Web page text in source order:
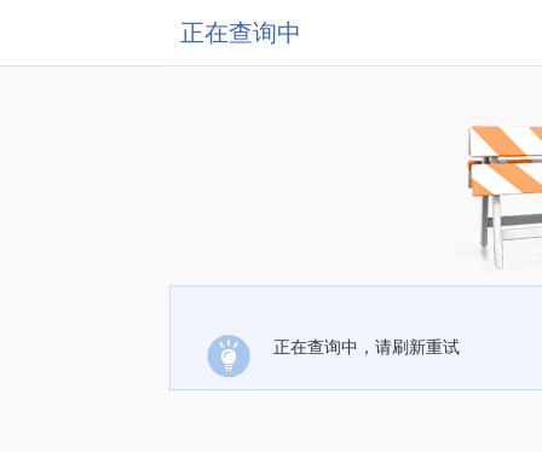
正在查询中
正在查询中，请刷新重试